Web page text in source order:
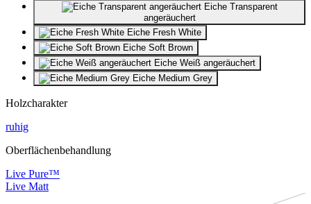
Eiche Transparent
angeräuchert
Eiche Fresh White
Eiche Soft Brown
Eiche Weiß angeräuchert
Eiche Medium Grey
Holzcharakter
ruhig
Oberflächenbehandlung
Live Pure™
Live Matt